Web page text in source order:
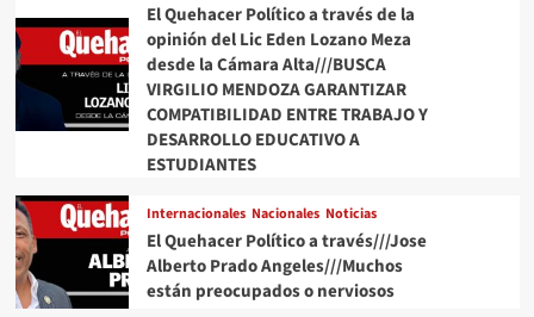
El Quehacer Político a través de la
opinión del Lic Eden Lozano Meza
desde la Cámara Alta///BUSCA
VIRGILIO MENDOZA GARANTIZAR
COMPATIBILIDAD ENTRE TRABAJO Y
DESARROLLO EDUCATIVO A
ESTUDIANTES
Internacionales Nacionales Noticias
El Quehacer Político a través///Jose
Alberto Prado Angeles///Muchos
están preocupados o nerviosos